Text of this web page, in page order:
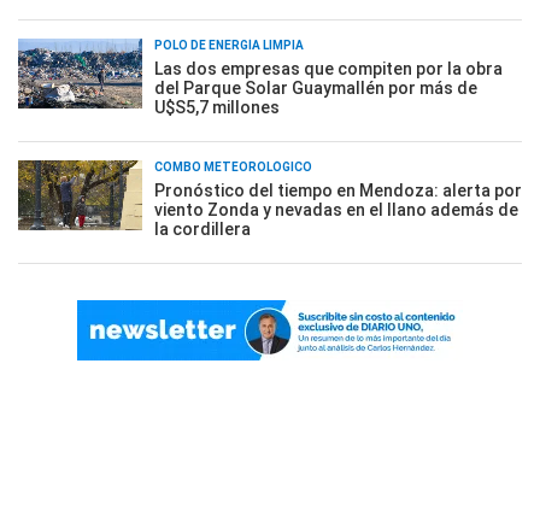
POLO DE ENERGÍA LIMPIA
Las dos empresas que compiten por la obra
del Parque Solar Guaymallén por más de
U$S5,7 millones
COMBO METEOROLÓGICO
Pronóstico del tiempo en Mendoza: alerta por
viento Zonda y nevadas en el llano además de
la cordillera